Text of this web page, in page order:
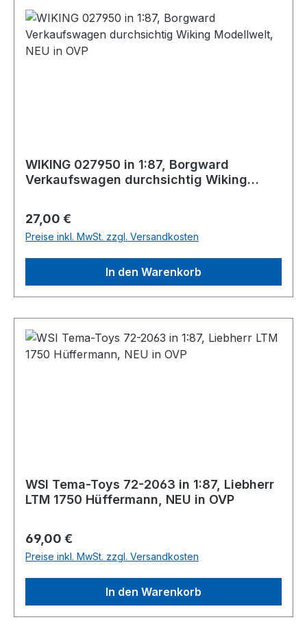
WIKING 027950 in 1:87, Borgward
Verkaufswagen durchsichtig Wiking
Regulärer Preis:
27,00 €
Preise inkl. MwSt. zzgl. Versandkosten
In den Warenkorb
WSI Tema-Toys 72-2063 in 1:87, Liebherr
LTM 1750 Hüffermann, NEU in OVP
Regulärer Preis:
69,00 €
Preise inkl. MwSt. zzgl. Versandkosten
In den Warenkorb